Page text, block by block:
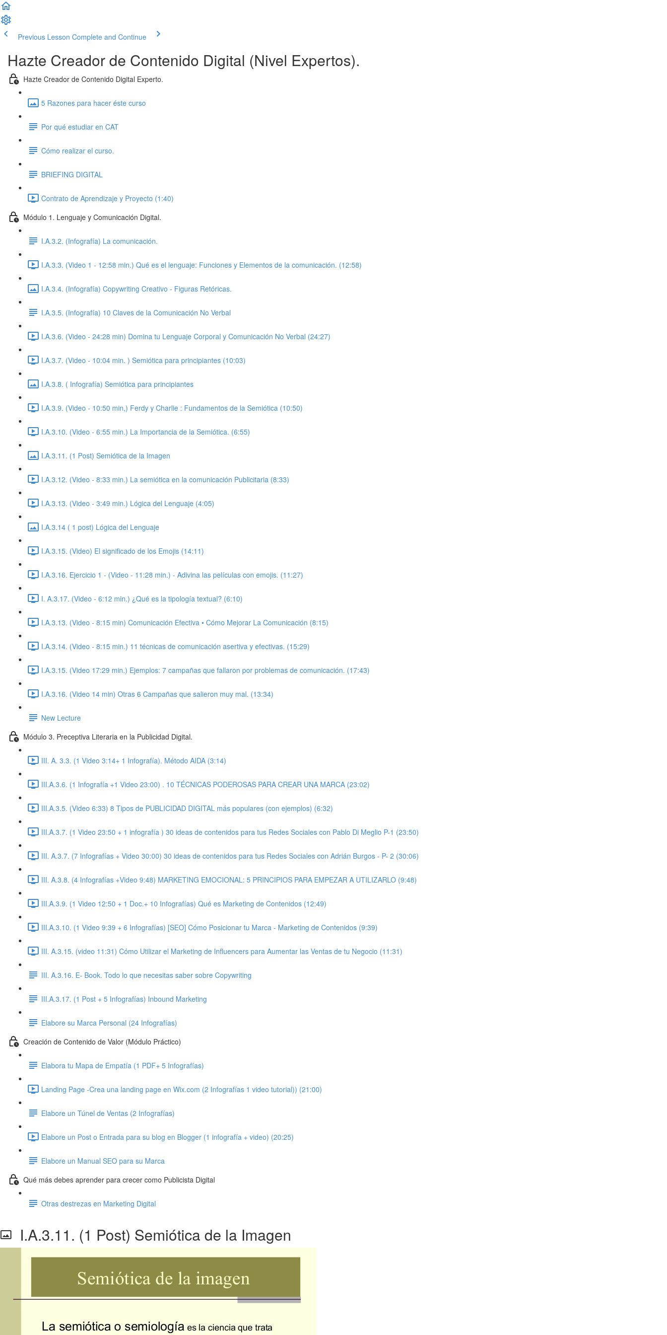
Previous Lesson Complete and Continue
Hazte Creador de Contenido Digital (Nivel Expertos).
Hazte Creador de Contenido Digital Experto.
5 Razones para hacer éste curso
Por qué estudiar en CAT
Cómo realizar el curso.
BRIEFING DIGITAL
Contrato de Aprendizaje y Proyecto (1:40)
Módulo 1. Lenguaje y Comunicación Digital.
I.A.3.2. (Infografía) La comunicación.
I.A.3.3. (Video 1 - 12:58 min.) Qué es el lenguaje: Funciones y Elementos de la comunicación. (12:58)
I.A.3.4. (Infografía) Copywriting Creativo - Figuras Retóricas.
I.A.3.5. (Infografía) 10 Claves de la Comunicación No Verbal
I.A.3.6. (Video - 24:28 min) Domina tu Lenguaje Corporal y Comunicación No Verbal (24:27)
I.A.3.7. (Video - 10:04 min. ) Semiótica para principiantes (10:03)
I.A.3.8. ( Infografía) Semiótica para principiantes
I.A.3.9. (Video - 10:50 min,) Ferdy y Charlie : Fundamentos de la Semiótica (10:50)
I.A.3.10. (Video - 6:55 min.) La Importancia de la Semiótica. (6:55)
I.A.3.11. (1 Post) Semiótica de la Imagen
I.A.3.12. (Video - 8:33 min.) La semiótica en la comunicación Publicitaria (8:33)
I.A.3.13. (Video - 3:49 min.) Lógica del Lenguaje (4:05)
I.A.3.14 ( 1 post) Lógica del Lenguaje
I.A.3.15. (Video) El significado de los Emojis (14:11)
I.A.3.16. Ejercicio 1 - (Video - 11:28 min.) - Adivina las películas con emojis. (11:27)
I. A.3.17. (Video - 6:12 min.) ¿Qué es la tipología textual? (6:10)
I.A.3.13. (Video - 8:15 min) Comunicación Efectiva • Cómo Mejorar La Comunicación (8:15)
I.A.3.14. (Video - 8:15 min.) 11 técnicas de comunicación asertiva y efectivas. (15:29)
I.A.3.15. (Video 17:29 min.) Ejemplos: 7 campañas que fallaron por problemas de comunicación. (17:43)
I.A.3.16. (Video 14 min) Otras 6 Campañas que salieron muy mal. (13:34)
New Lecture
Módulo 3. Preceptiva Literaria en la Publicidad Digital.
III. A. 3.3. (1 Video 3:14+ 1 Infografía). Método AIDA (3:14)
III.A.3.6. (1 Infografía +1 Video 23:00) . 10 TÉCNICAS PODEROSAS PARA CREAR UNA MARCA (23:02)
III.A.3.5. (Video 6:33) 8 Tipos de PUBLICIDAD DIGITAL más populares (con ejemplos) (6:32)
III.A.3.7. (1 Video 23:50 + 1 infografía ) 30 ideas de contenidos para tus Redes Sociales con Pablo Di Meglio P-1 (23:50)
III. A.3.7. (7 Infografías + Video 30:00) 30 ideas de contenidos para tus Redes Sociales con Adrián Burgos - P- 2 (30:06)
III. A.3.8. (4 Infografías +Video 9:48) MARKETING EMOCIONAL: 5 PRINCIPIOS PARA EMPEZAR A UTILIZARLO (9:48)
III.A.3.9. (1 Video 12:50 + 1 Doc.+ 10 Infografías) Qué es Marketing de Contenidos (12:49)
III.A.3.10. (1 Video 9:39 + 6 Infografías) [SEO] Cómo Posicionar tu Marca - Marketing de Contenidos (9:39)
III. A.3.15. (video 11:31) Cómo Utilizar el Marketing de Influencers para Aumentar las Ventas de tu Negocio (11:31)
III. A.3.16. E- Book. Todo lo que necesitas saber sobre Copywriting
III.A.3.17. (1 Post + 5 Infografías) Inbound Marketing
Elabore su Marca Personal (24 Infografías)
Creación de Contenido de Valor (Módulo Práctico)
Elabora tu Mapa de Empatía (1 PDF+ 5 Infografías)
Landing Page -Crea una landing page en Wix.com (2 Infografías 1 video tutorial)) (21:00)
Elabore un Túnel de Ventas (2 Infografías)
Elabore un Post o Entrada para su blog en Blogger (1 infografía + video) (20:25)
Elabore un Manual SEO para su Marca
Qué más debes aprender para crecer como Publicista Digital
Otras destrezas en Marketing Digital
I.A.3.11. (1 Post) Semiótica de la Imagen